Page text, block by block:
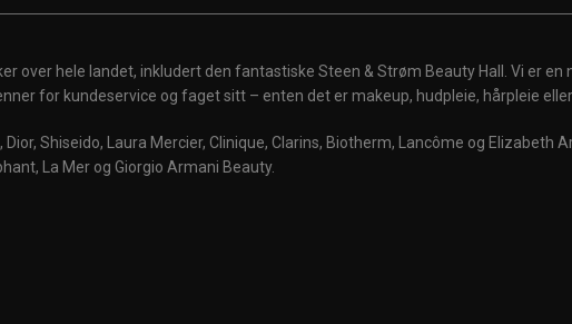
over hele landet, inkludert den fantastiske Steen & Strøm Beauty Hall. Vi er
for kundeservice og faget sitt – enten det er makeup, hudpleie, hårpleie
Shiseido, Laura Mercier, Clinique, Clarins, Biotherm, Lancôme og Elizabeth
La Mer og Giorgio Armani Beauty.